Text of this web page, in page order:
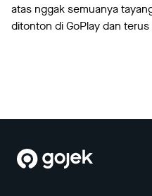
atas nggak semuanya
ditonton di GoPlay dan